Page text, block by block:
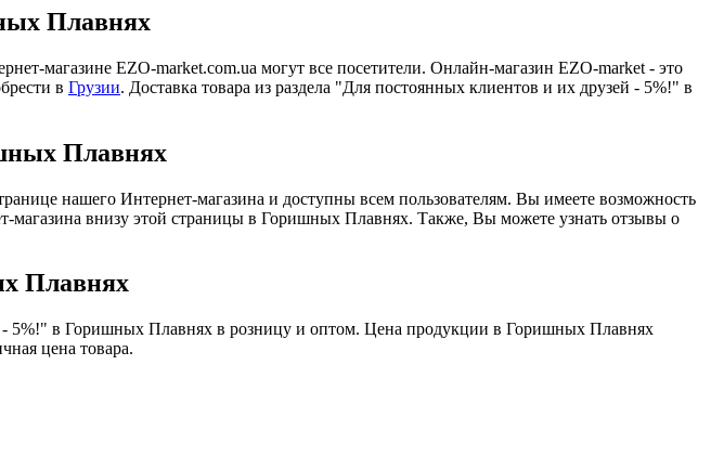
Плавнях
магазине EZO-market.com.ua могут все посетители. Онлайн-магазин EZO-market - это
в Грузии. Доставка товара из раздела "Для постоянных клиентов и их друзей - 5%!" в
Плавнях
нашего Интернет-магазина и доступны всем пользователям. Вы имеете возможность
магазина внизу этой страницы в Горишных Плавнях. Также, Вы можете узнать отзывы о
Плавнях
- 5%!" в Горишных Плавнях в розницу и оптом. Цена продукции в Горишных Плавнях
цена товара.